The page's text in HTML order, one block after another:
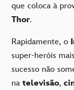
que coloca à
Thor.
Rapidamente, o
super-heróis mais
sucesso não
na televisão,